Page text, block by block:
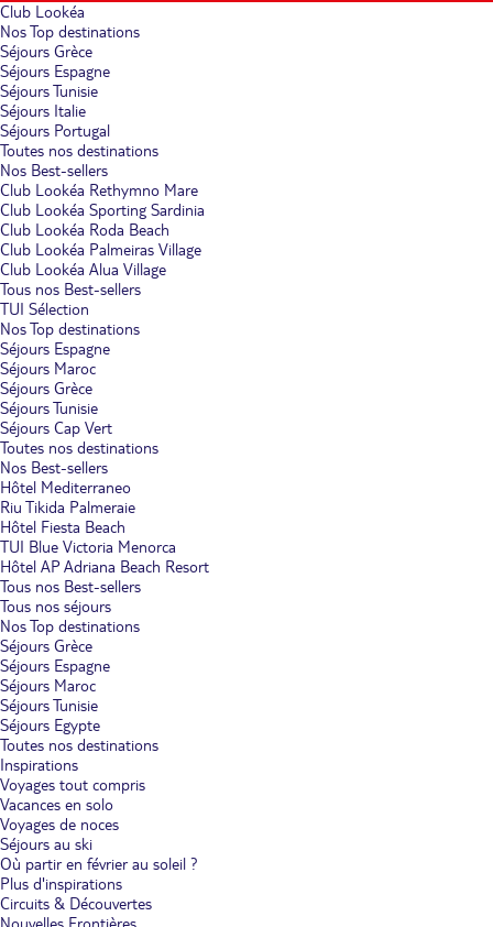
Club Lookéa
Nos Top destinations
Séjours Grèce
Séjours Espagne
Séjours Tunisie
Séjours Italie
Séjours Portugal
Toutes nos destinations
Nos Best-sellers
Club Lookéa Rethymno Mare
Club Lookéa Sporting Sardinia
Club Lookéa Roda Beach
Club Lookéa Palmeiras Village
Club Lookéa Alua Village
Tous nos Best-sellers
TUI Sélection
Nos Top destinations
Séjours Espagne
Séjours Maroc
Séjours Grèce
Séjours Tunisie
Séjours Cap Vert
Toutes nos destinations
Nos Best-sellers
Hôtel Mediterraneo
Riu Tikida Palmeraie
Hôtel Fiesta Beach
TUI Blue Victoria Menorca
Hôtel AP Adriana Beach Resort
Tous nos Best-sellers
Tous nos séjours
Nos Top destinations
Séjours Grèce
Séjours Espagne
Séjours Maroc
Séjours Tunisie
Séjours Egypte
Toutes nos destinations
Inspirations
Voyages tout compris
Vacances en solo
Voyages de noces
Séjours au ski
Où partir en février au soleil ?
Plus d'inspirations
Circuits & Découvertes